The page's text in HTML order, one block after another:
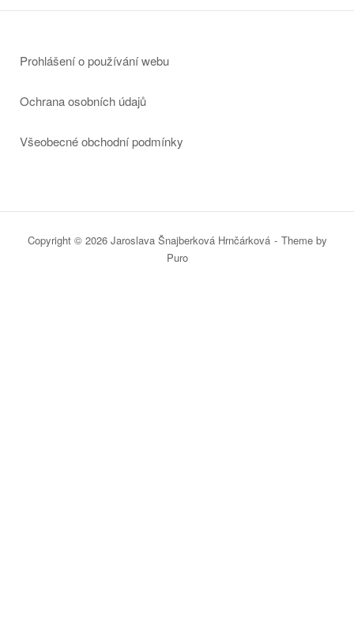
Prohlášení o používání webu
Ochrana osobních údajů
Všeobecné obchodní podmínky
Copyright © 2026 Jaroslava Šnajberková Hrnčárková
Theme by
Puro